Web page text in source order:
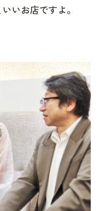
いお店ですよ。